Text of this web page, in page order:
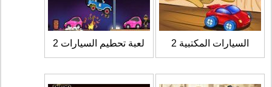
السيارات المكتبية 2 لعبة تحطيم السيارات 2